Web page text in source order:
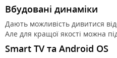
Вбудовані динаміки
Дають можливість дивитися
Але для кращої якості можна
Smart TV та Android OS